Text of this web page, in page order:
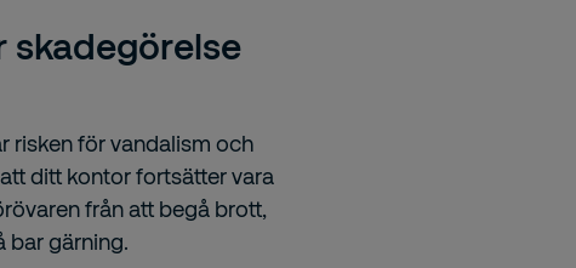
skadegörelse
risken för vandalism och
ditt kontor fortsätter vara
från att begå brott,
bar gärning.